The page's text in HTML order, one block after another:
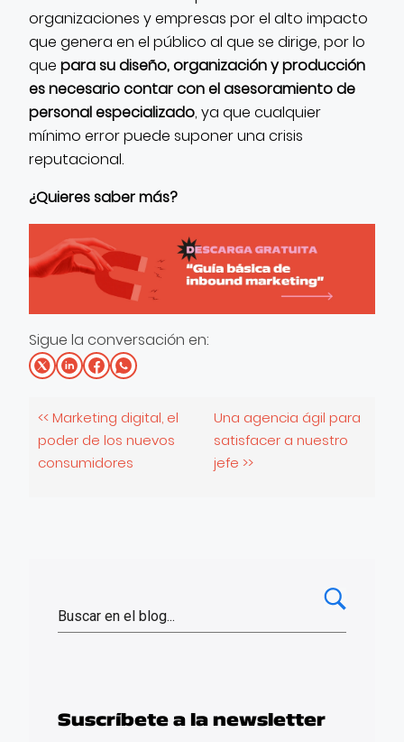
organizaciones y empresas por el alto impacto
que genera en el público al que se dirige, por lo
que para su diseño, organización y producción
es necesario contar con el asesoramiento de
personal especializado, ya que cualquier
mínimo error puede suponer una crisis
reputacional.
¿Quieres saber más?
Sigue la conversación en:
<< Marketing digital, el
poder de los nuevos
consumidores
Una agencia ágil para
satisfacer a nuestro
jefe >>
Suscríbete a la newsletter